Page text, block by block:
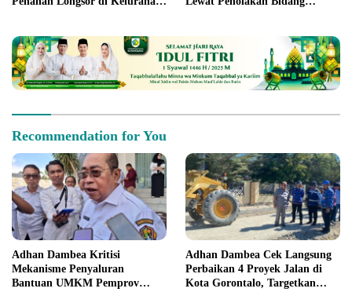
Recommendation for You
Adhan Dambea Kritisi
Mekanisme Penyaluran
Bantuan UMKM Pemprov
Adhan Dambea Cek Langsung
Perbaikan 4 Proyek Jalan di
Kota Gorontalo, Targetkan